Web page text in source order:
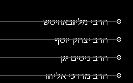
הרבי מליובאוויטש
הרב יצחק יוסף
הרב ניסים יגן
הרב מרדכי אליהו